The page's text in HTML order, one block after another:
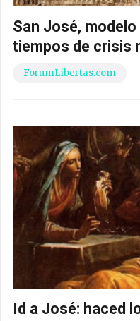
San José,
tiempos de crisis
ForumLibertas.com
Id a José: haced